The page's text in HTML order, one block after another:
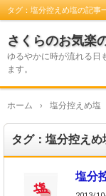
タグ：塩分控えめ塩の記事
さくらのお気楽
ゆるやかに時が流れる日
ます。
ホーム › 塩分控えめ塩
タグ：塩分控えめ
塩分